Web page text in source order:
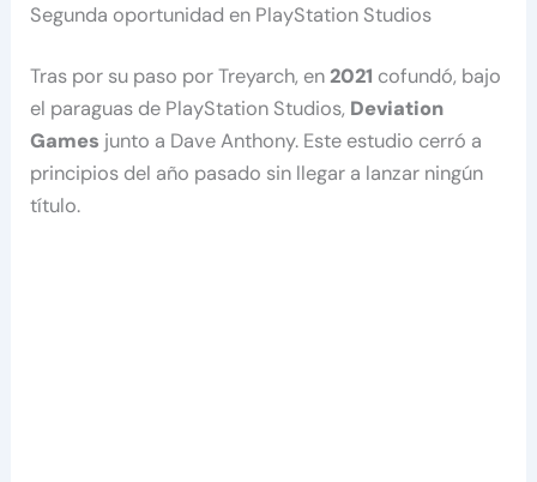
Segunda oportunidad en PlayStation Studios
Tras por su paso por Treyarch, en2021 cofundó, bajo
el paraguas de PlayStation Studios, Deviation
Games junto a Dave Anthony. Este estudio cerró a
principios del año pasado sin llegar a lanzar ningún
título.